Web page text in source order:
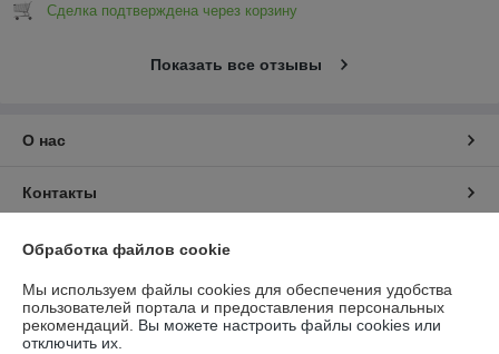
Сделка подтверждена через корзину
Показать все отзывы
О нас
Контакты
Доставка и оплата
График работы
Полная версия сайта
Обработка файлов cookie
Мы используем файлы cookies для обеспечения удобства
пользователей портала и предоставления персональных
рекомендаций. Вы можете настроить файлы cookies или
отключить их.